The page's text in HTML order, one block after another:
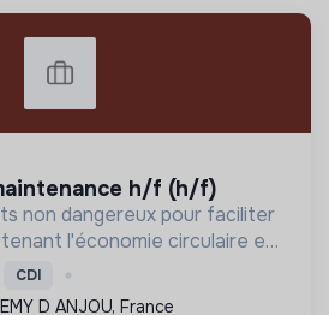
h/f (h/f)
non dangereux pour faciliter
l'économie circulaire et
environnementale via
et des équipements
CDI
D ANJOU, France